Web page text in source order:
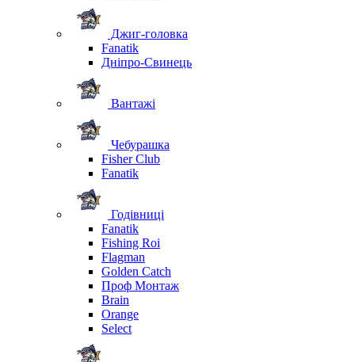
Джиг-головка
Fanatik
Дніпро-Свинець
Вантажі
Чебурашка
Fisher Club
Fanatik
Годівниці
Fanatik
Fishing Roi
Flagman
Golden Catch
Проф Монтаж
Brain
Orange
Select